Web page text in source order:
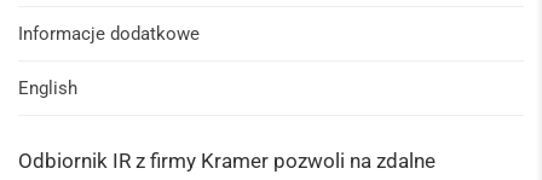
Informacje dodatkowe
English
Odbiornik IR z firmy Kramer pozwoli na zdalne